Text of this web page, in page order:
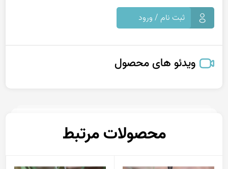
ثبت نام / ورود
ویدئو های محصول
محصولات مرتبط